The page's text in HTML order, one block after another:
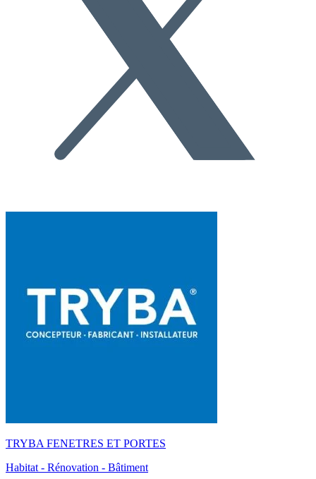
TRYBA FENETRES ET PORTES
Habitat - Rénovation - Bâtiment